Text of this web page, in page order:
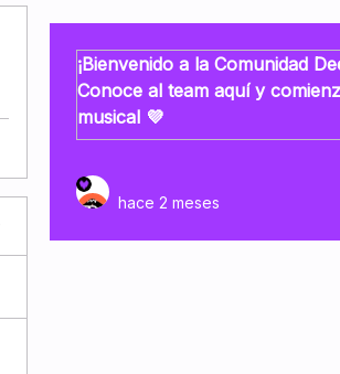
¡Bienvenido a la Comunidad
Conoce al team aquí y
musical 💜
hace 2 meses